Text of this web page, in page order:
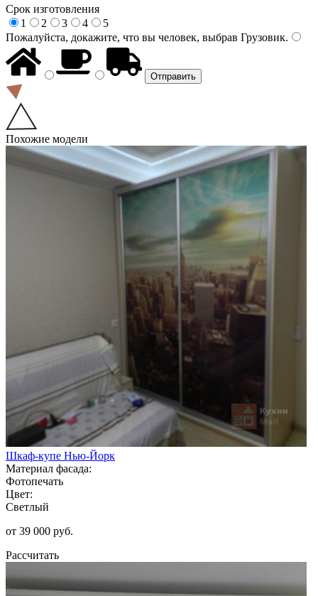
Срок изготовления
1
2 3 4
5
Пожалуйста, докажите, что вы человек, выбрав Грузовик.
Похожие модели
Шкаф-купе Нью-Йорк
Материал фасада:
Фотопечать
Цвет:
Светлый
от 39 000 руб.
Рассчитать